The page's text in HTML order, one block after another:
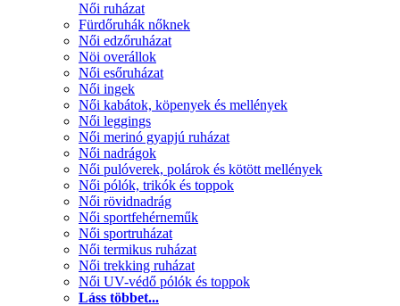
Női ruházat
Fürdőruhák nőknek
Női edzőruházat
Nöi overállok
Női esőruházat
Női ingek
Női kabátok, köpenyek és mellények
Női leggings
Női merinó gyapjú ruházat
Női nadrágok
Női pulóverek, polárok és kötött mellények
Női pólók, trikók és toppok
Női rövidnadrág
Női sportfehérneműk
Női sportruházat
Női termikus ruházat
Női trekking ruházat
Női UV-védő pólók és toppok
Láss többet...